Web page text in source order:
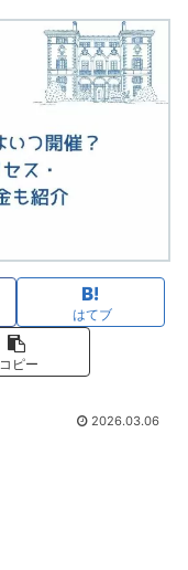
はてブ
コピー
2026.03.06